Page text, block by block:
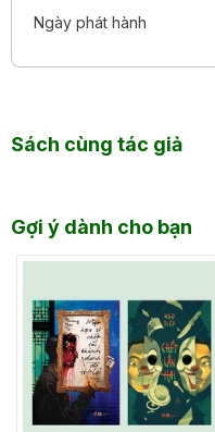
Ngày phát hành
Sách cùng tác giả
Gợi ý dành cho bạn